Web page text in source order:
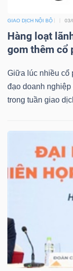
GIAO DỊCH NỘI BỘ 03/
Hàng loạt
gom thêm cổ
Giữa lúc nhiều cổ
đạo doanh
trong tuần giao